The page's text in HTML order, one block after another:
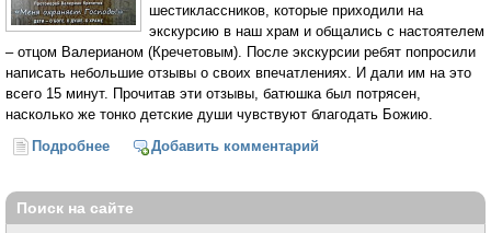
шестиклассников, которые приходили на
экскурсию в наш храм и общались с настоятелем
– отцом Валерианом (Кречетовым). После экскурсии ребят попросили
написать небольшие отзывы о своих впечатлениях. И дали им на это
всего 15 минут. Прочитав эти отзывы, батюшка был потрясен,
насколько же тонко детские души чувствуют благодать Божию.
Подробнее о Что-то пустое стало заполенным внутри меня...
Добавить комментарий
Поиск на сайте